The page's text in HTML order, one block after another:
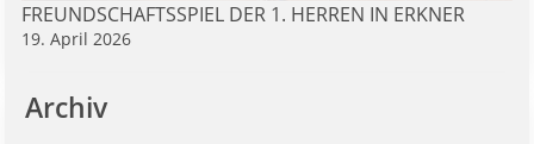
FREUNDSCHAFTSSPIEL DER 1. HERREN IN ERKNER
19. April 2026
Archiv